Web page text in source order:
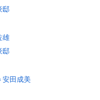
邸
雄
邸
安田成美